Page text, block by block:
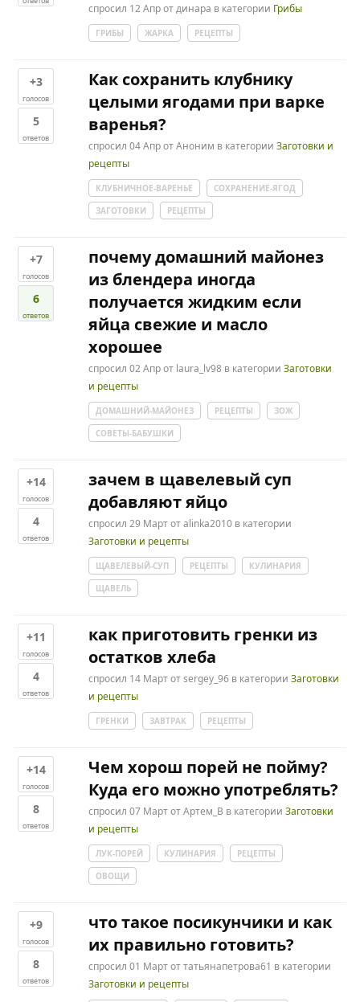
спросил 12 Апротдинара в категории Грибы
ГРИБЫ ЖАРКА РЕЦЕПТЫ
+3
голосов
5
ответов
Как сохранить клубнику
целыми ягодами при варке
варенья?
спросил 04 АпротАноним в категорииЗаготовки и
рецепты
КЛУБНИЧНОЕ-ВАРЕНЬЕ
СОХРАНЕНИЕ-ЯГОД
ЗАГОТОВКИ
РЕЦЕПТЫ
+7
голосов
6
ответов
почему домашний майонез
из блендера иногда
получается жидким если
яйца свежие и масло
хорошее
спросил 02 Апрот laura_lv98 в категорииЗаготовки
и рецепты
ДОМАШНИЙ-МАЙОНЕЗ РЕЦЕПТЫ
ЗОЖ
СОВЕТЫ-БАБУШКИ
+14
голосов
4
ответов
зачем в щавелевый суп
добавляют яйцо
спросил 29 Мартотalinka2010 в категории
Заготовки и рецепты
ЩАВЕЛЕВЫЙ-СУП РЕЦЕПТЫ
КУЛИНАРИЯ
ЩАВЕЛЬ
+11
голосов
4
ответов
как приготовить гренки из
остатков хлеба
спросил 14 Мартотsergey_96 в категорииЗаготовки
и рецепты
ГРЕНКИ ЗАВТРАК РЕЦЕПТЫ
+14
голосов
8
ответов
Чем хорош порей не пойму?
Куда его можно употреблять?
спросил 07 МартотАртем_В в категорииЗаготовки
и рецепты
ЛУК-ПОРЕЙ КУЛИНАРИЯ
РЕЦЕПТЫ
ОВОЩИ
+9
голосов
8
ответов
что такое посикунчики и как
их правильно готовить?
спросил 01 Мартоттатьянапетрова61 в категории
Заготовки и рецепты